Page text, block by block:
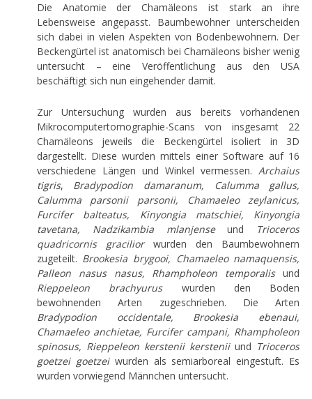
Die Anatomie der Chamäleons ist stark an ihre
Lebensweise angepasst. Baumbewohner unterscheiden
sich dabei in vielen Aspekten von Bodenbewohnern. Der
Beckengürtel ist anatomisch bei Chamäleons bisher wenig
untersucht – eine Veröffentlichung aus den USA
beschäftigt sich nun eingehender damit.
Zur Untersuchung wurden aus bereits vorhandenen
Mikrocomputertomographie-Scans von insgesamt 22
Chamäleons jeweils die Beckengürtel isoliert in 3D
dargestellt. Diese wurden mittels einer Software auf 16
verschiedene Längen und Winkel vermessen. Archaius
tigris, Bradypodion damaranum, Calumma gallus,
Calumma parsonii parsonii, Chamaeleo zeylanicus,
Furcifer balteatus, Kinyongia matschiei, Kinyongia
tavetana, Nadzikambia mlanjenseund
Trioceros
quadricornis graciliorwurden den Baumbewohnern
zugeteilt. Brookesia brygooi, Chamaeleo namaquensis,
Palleon nasus nasus, Rhampholeon temporalisund
Rieppeleon brachyuruswurden den Boden
bewohnenden Arten zugeschrieben. Die Arten
Bradypodion occidentale, Brookesia ebenaui,
Chamaeleo anchietae, Furcifer campani, Rhampholeon
spinosus, Rieppeleon kerstenii kersteniiund Trioceros
goetzei goetzeiwurden als semiarboreal eingestuft. Es
wurden vorwiegend Männchen untersucht.